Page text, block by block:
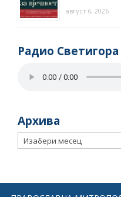
август 6, 2026
Радио
Архива
Архива